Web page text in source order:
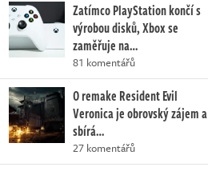
Zatímco PlayStation končí s
výrobou disků, Xbox se
zaměřuje na…
81 komentářů
O remake Resident Evil
Veronica je obrovský zájem a
sbírá…
27 komentářů